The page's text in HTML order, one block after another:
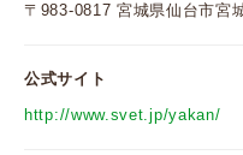
〒983-0817 宮城県仙台市宮
公式サイト
http://www.svet.jp/yakan/